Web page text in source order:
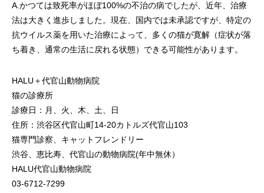
A.かつては致死率がほぼ100%の不治の病でしたが、近年、治療
法は大きく進歩しました。現在、国内では未承認ですが、特定の
抗ウイルス薬を用いた治療によって、多くの猫が寛解（症状が落
ち着き、通常の生活に戻れる状態）できる可能性があります。
HALU＋代官山動物病院
猫の診療所
診療日：月、火、木、土、日
住所：渋谷区代官山町14-20カトルズ代官山103
猫専門診察、キャットフレンドリー
渋谷、恵比寿、代官山の動物病院(年中無休）
HALU代官山動物病院
03-6712-7299